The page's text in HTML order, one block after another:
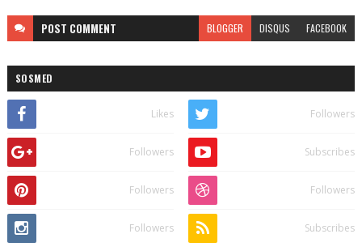
POST COMMENT BLOGGER DISQUS FACEBOOK
SOSMED
Likes Followers
Followers Subscribes
Followers Followers
Followers Subscribes